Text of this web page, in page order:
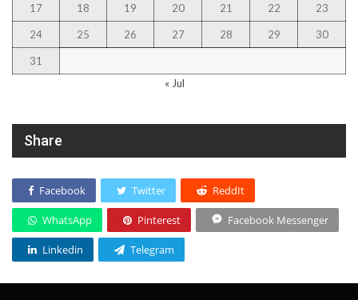
17 18 19 20 21 22 23
24 25 26 27 28 29 30
31
« Jul
Share
Facebook Twitter ReddIt
WhatsApp Pinterest Facebook Messenger
Linkedin Telegram